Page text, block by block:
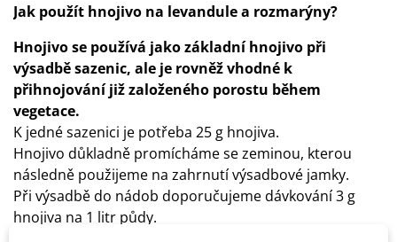
Jak použít hnojivo na levandule a rozmarýny?
Hnojivo se používá jako základní hnojivo při
výsadbě sazenic, ale je rovněž vhodné k
přihnojování již založeného porostu během
vegetace.
K jedné sazenici je potřeba 25 g hnojiva.
Hnojivo důkladně promícháme se zeminou, kterou
následně použijeme na zahrnutí výsadbové jamky.
Při výsadbě do nádob doporučujeme dávkování 3 g
hnojiva na 1 litr půdy.